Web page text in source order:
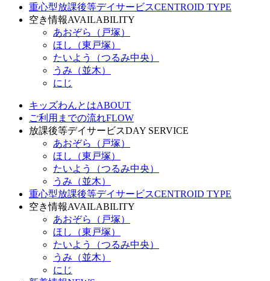
重心型放課後等デイサービスCENTROID TYPE
空き情報AVAILABILITY
あおぞら（戸塚）
ほし（東戸塚）
たいよう（つるみ中央）
うみ（並木）
にじ
キッズわんとはABOUT
ご利用までの流れFLOW
放課後等デイサービスDAY SERVICE
あおぞら（戸塚）
ほし（東戸塚）
たいよう（つるみ中央）
うみ（並木）
重心型放課後等デイサービスCENTROID TYPE
空き情報AVAILABILITY
あおぞら（戸塚）
ほし（東戸塚）
たいよう（つるみ中央）
うみ（並木）
にじ